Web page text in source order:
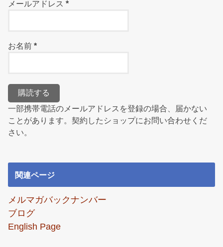
メールアドレス*
お名前*
一部携帯電話のメールアドレスを登録の場合、届かない
ことがあります。契約したショップにお問い合わせくだ
さい。
関連ページ
メルマガバックナンバー
ブログ
English Page